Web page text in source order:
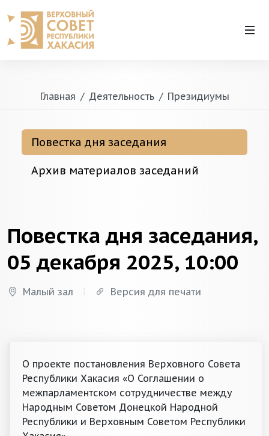
Главная Деятельность Президиумы
Повестка дня заседания
Архив материалов заседаний
Повестка дня заседания,
05 декабря 2025, 10:00
Малый зал Версия для печати
О проекте постановления Верховного Совета
Республики Хакасия «О Соглашении о
межпарламентском сотрудничестве между
Народным Советом Донецкой Народной
Республики и Верховным Советом Республики